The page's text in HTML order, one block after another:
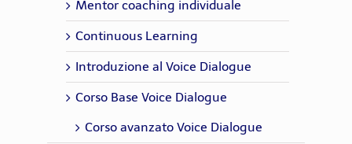
Mentor coaching individuale
Continuous Learning
Introduzione al Voice Dialogue
Corso Base Voice Dialogue
Corso avanzato Voice Dialogue